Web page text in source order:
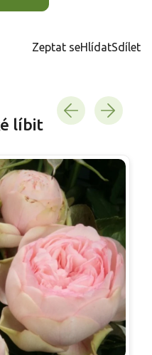
Zeptat seHlídatSdílet
líbit